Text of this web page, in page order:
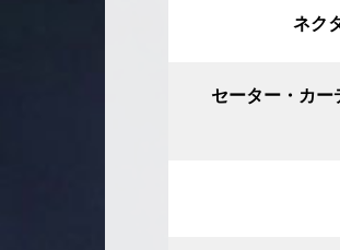
ネク
セーター・カー